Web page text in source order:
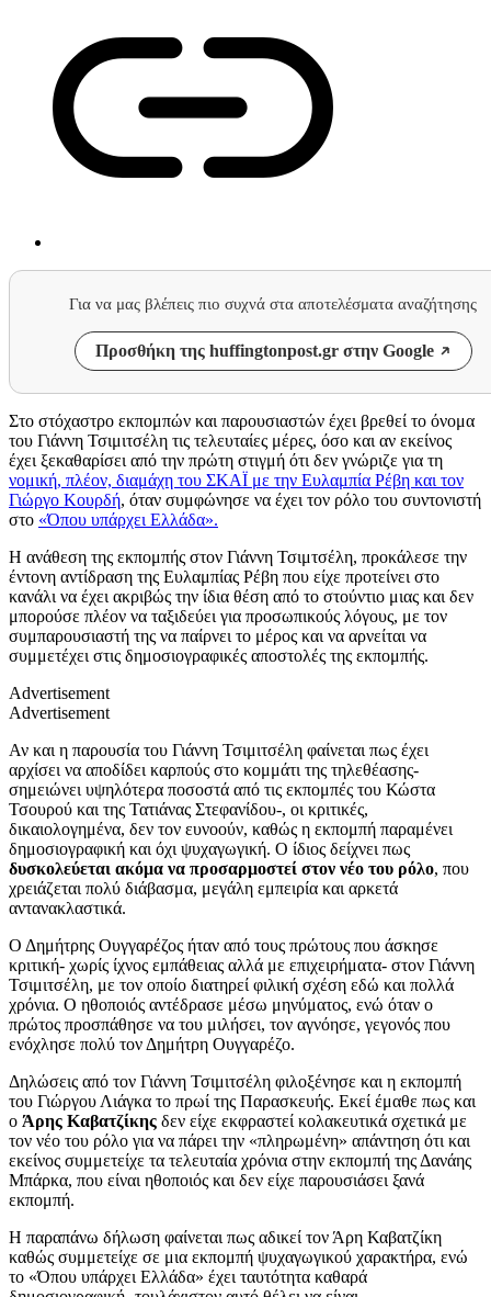
Για να μας βλέπεις πιο συχνά στα αποτελέσματα αναζήτησης
Προσθήκη της huffingtonpost.gr στην Google
Στο στόχαστρο εκπομπών και παρουσιαστών έχει βρεθεί το όνομα
του Γιάννη Τσιμιτσέλη τις τελευταίες μέρες, όσο και αν εκείνος
έχει ξεκαθαρίσει από την πρώτη στιγμή ότι δεν γνώριζε για τη
νομική, πλέον, διαμάχη του ΣΚΑΪ με την Ευλαμπία Ρέβη και τον
Γιώργο Κουρδή, όταν συμφώνησε να έχει τον ρόλο του συντονιστή
στο «Όπου υπάρχει Ελλάδα».
Η ανάθεση της εκπομπής στον Γιάννη Τσιμτσέλη, προκάλεσε την
έντονη αντίδραση της Ευλαμπίας Ρέβη που είχε προτείνει στο
κανάλι να έχει ακριβώς την ίδια θέση από το στούντιο μιας και δεν
μπορούσε πλέον να ταξιδεύει για προσωπικούς λόγους, με τον
συμπαρουσιαστή της να παίρνει το μέρος και να αρνείται να
συμμετέχει στις δημοσιογραφικές αποστολές της εκπομπής.
Advertisement
Advertisement
Αν και η παρουσία του Γιάννη Τσιμιτσέλη φαίνεται πως έχει
αρχίσει να αποδίδει καρπούς στο κομμάτι της τηλεθέασης-
σημειώνει υψηλότερα ποσοστά από τις εκπομπές του Κώστα
Τσουρού και της Τατιάνας Στεφανίδου-, οι κριτικές,
δικαιολογημένα, δεν τον ευνοούν, καθώς η εκπομπή παραμένει
δημοσιογραφική και όχι ψυχαγωγική. Ο ίδιος δείχνει πως
δυσκολεύεται ακόμα να προσαρμοστεί στον νέο του ρόλο, που
χρειάζεται πολύ διάβασμα, μεγάλη εμπειρία και αρκετά
αντανακλαστικά.
Ο Δημήτρης Ουγγαρέζος ήταν από τους πρώτους που άσκησε
κριτική- χωρίς ίχνος εμπάθειας αλλά με επιχειρήματα- στον Γιάννη
Τσιμιτσέλη, με τον οποίο διατηρεί φιλική σχέση εδώ και πολλά
χρόνια. Ο ηθοποιός αντέδρασε μέσω μηνύματος, ενώ όταν ο
πρώτος προσπάθησε να του μιλήσει, τον αγνόησε, γεγονός που
ενόχλησε πολύ τον Δημήτρη Ουγγαρέζο.
Δηλώσεις από τον Γιάννη Τσιμιτσέλη φιλοξένησε και η εκπομπή
του Γιώργου Λιάγκα το πρωί της Παρασκευής. Εκεί έμαθε πως και
ο Άρης Καβατζίκης δεν είχε εκφραστεί κολακευτικά σχετικά με
τον νέο του ρόλο για να πάρει την «πληρωμένη» απάντηση ότι και
εκείνος συμμετείχε τα τελευταία χρόνια στην εκπομπή της Δανάης
Μπάρκα, που είναι ηθοποιός και δεν είχε παρουσιάσει ξανά
εκπομπή.
Η παραπάνω δήλωση φαίνεται πως αδικεί τον Άρη Καβατζίκη
καθώς συμμετείχε σε μια εκπομπή ψυχαγωγικού χαρακτήρα, ενώ
το «Όπου υπάρχει Ελλάδα» έχει ταυτότητα καθαρά